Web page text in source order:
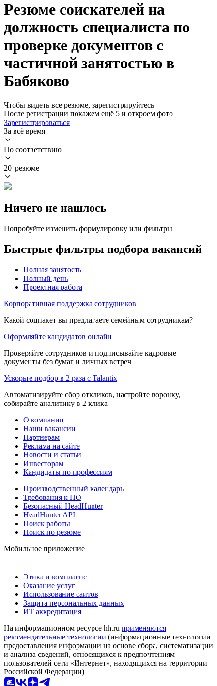
Резюме соискателей на
должность специалиста по
проверке документов с
частичной занятостью в
Бабяково
Чтобы видеть все резюме, зарегистрируйтесь
После регистрации покажем ещё 5 и откроем фото
Зарегистрироваться
За всё время
По соответствию
20 резюме
Ничего не нашлось
Попробуйте изменить формулировку или фильтры
Быстрые фильтры подбора вакансий
Полная занятость
Полный день
Проектная работа
Корпоративная поддержка сотрудников
Какой соцпакет вы предлагаете семейным сотрудникам?
Оформляйте кандидатов онлайн
Проверяйте сотрудников и подписывайте кадровые
документы без бумаг и личных встреч
Ускорьте подбор в 2 раза с Talantix
Автоматизируйте сбор откликов, настройте воронку,
собирайте аналитику в 2 клика
О компании
Наши вакансии
Партнерам
Реклама на сайте
Новости и статьи
Инвесторам
Кандидаты по профессиям
Производственный календарь
Требования к ПО
Безопасный HeadHunter
HeadHunter API
Поиск работы
Поиск по резюме
Мобильное приложение
Этика и комплаенс
Оказание услуг
Использование сайтов
Защита персональных данных
ИТ аккредитация
На информационном ресурсе hh.ru применяются
рекомендательные технологии (информационные технологии
предоставления информации на основе сбора, систематизации
и анализа сведений, относящихся к предпочтениям
пользователей сети «Интернет», находящихся на территории
Российской Федерации)